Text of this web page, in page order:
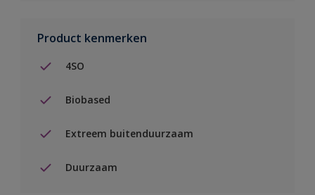
Product kenmerken
4SO
Biobased
Extreem buitenduurzaam
Duurzaam